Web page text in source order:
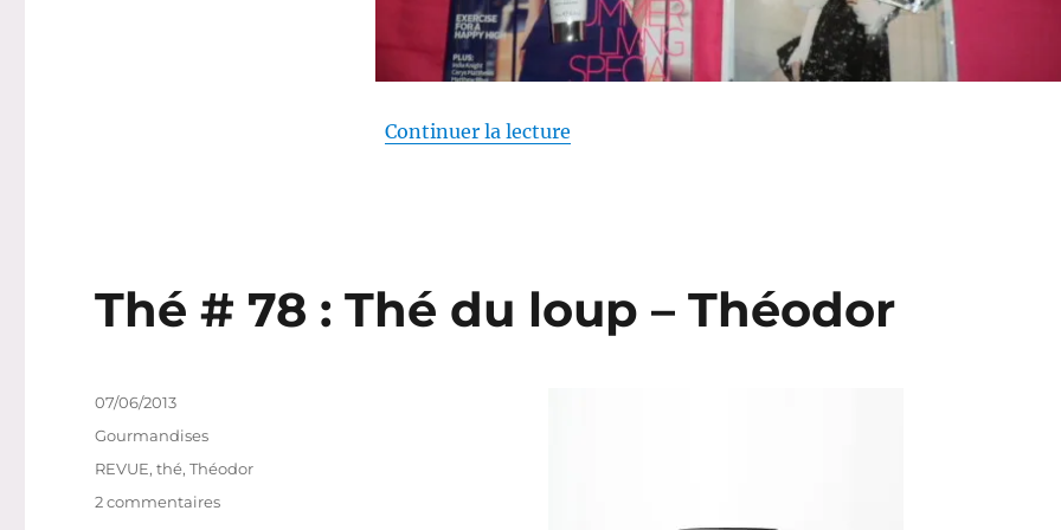
Continuer la lecturede « Shopping # 144, première partie : De retour ! »
Thé # 78 : Thé du loup – Théodor
Publié
07/06/2013
Catégories
Gourmandises
Étiquettes
REVUE,thé,Théodor
2 commentairessur